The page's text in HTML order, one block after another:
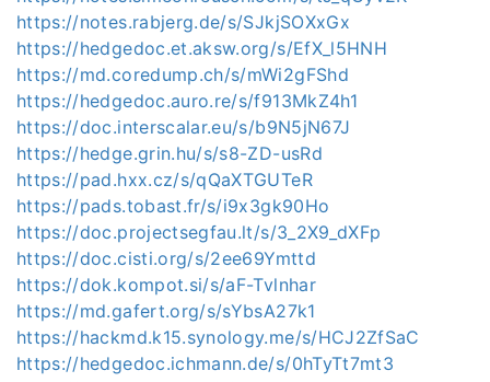
https://notes.rabjerg.de/s/SJkjSOXxGx
https://hedgedoc.et.aksw.org/s/EfX_l5HNH
https://md.coredump.ch/s/mWi2gFShd
https://hedgedoc.auro.re/s/f913MkZ4h1
https://doc.interscalar.eu/s/b9N5jN67J
https://hedge.grin.hu/s/s8-ZD-usRd
https://pad.hxx.cz/s/qQaXTGUTeR
https://pads.tobast.fr/s/i9x3gk90Ho
https://doc.projectsegfau.lt/s/3_2X9_dXFp
https://doc.cisti.org/s/2ee69Ymttd
https://dok.kompot.si/s/aF-Tvlnhar
https://md.gafert.org/s/sYbsA27k1
https://hackmd.k15.synology.me/s/HCJ2ZfSaC
https://hedgedoc.ichmann.de/s/0hTyTt7mt3